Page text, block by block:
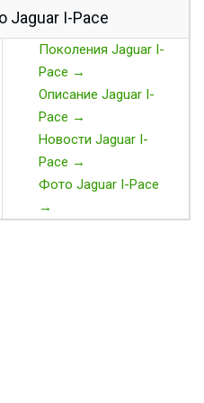
Jaguar I-Pace
Поколения Jaguar I-
Pace →
Описание Jaguar I-
Pace →
Новости Jaguar I-
Pace →
Фото Jaguar I-Pace
→